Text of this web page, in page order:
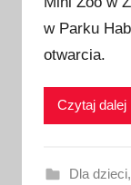
b
l
i
w
n
w Parku
otwarcia.
Czytaj dalej
Dla dzieci,